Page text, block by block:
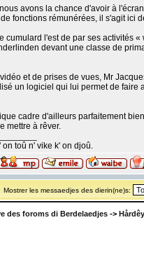
avons la chance d'avoir à
fonctions rémunérées, il s'agit ici
cumulard l'est de par ses activités
devant une classe de
et de prises de vues, Mr
un logiciel qui lui permet de
cadre d'ailleurs parfaitement
mettre à rêver.
on toû n' vike k' on djoû.
Mostrer les messaedjes des dierin(ne)s:
des foroms di Berdelaedjes ->